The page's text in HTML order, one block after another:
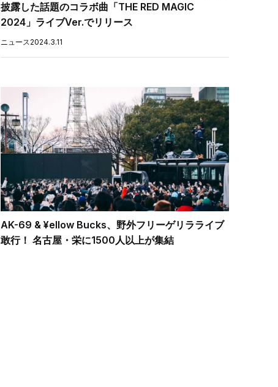
披露した話題のコラボ曲「THE RED MAGIC
2024」ライブVer.でリリース
ニュース2024.3.11
AK-69 & ¥ellow Bucks、野外フリーゲリラライブ
敢行！ 名古屋・栄に1500人以上が集結